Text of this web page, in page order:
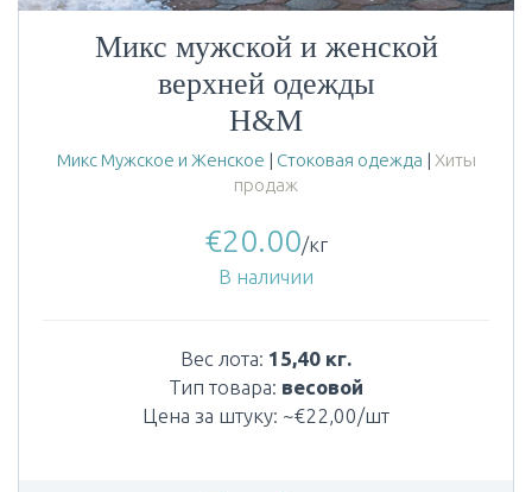
Микс мужской и женской
верхней одежды
H&M
Микс Мужское и Женское | Стоковая одежда | Хиты
продаж
€20.00/кг
В наличии
Вес лота: 15,40 кг.
Тип товара: весовой
Цена за штуку: ~€22,00/шт